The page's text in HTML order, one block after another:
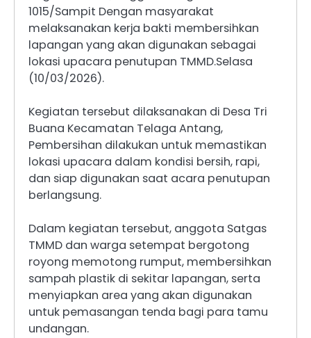
1015/Sampit Dengan masyarakat
melaksanakan kerja bakti membersihkan
lapangan yang akan digunakan sebagai
lokasi upacara penutupan TMMD.Selasa
(10/03/2026).
Kegiatan tersebut dilaksanakan di Desa Tri
Buana Kecamatan Telaga Antang,
Pembersihan dilakukan untuk memastikan
lokasi upacara dalam kondisi bersih, rapi,
dan siap digunakan saat acara penutupan
berlangsung.
Dalam kegiatan tersebut, anggota Satgas
TMMD dan warga setempat bergotong
royong memotong rumput, membersihkan
sampah plastik di sekitar lapangan, serta
menyiapkan area yang akan digunakan
untuk pemasangan tenda bagi para tamu
undangan.